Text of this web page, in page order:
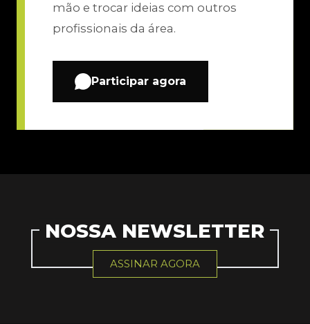
mão e trocar ideias com outros
profissionais da área.
Participar agora
NOSSA NEWSLETTER
ASSINAR AGORA